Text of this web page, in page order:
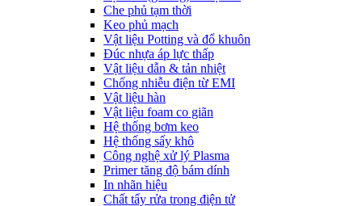
Che phủ tạm thời
Keo phủ mạch
Vật liệu Potting và đổ khuôn
Đúc nhựa áp lực thấp
Vật liệu dẫn & tản nhiệt
Chống nhiễu điện từ EMI
Vật liệu hàn
Vật liệu foam co giãn
Hệ thống bơm keo
Hệ thống sấy khô
Công nghệ xử lý Plasma
Primer tăng độ bám dính
In nhãn hiệu
Chất tẩy rửa trong điện tử